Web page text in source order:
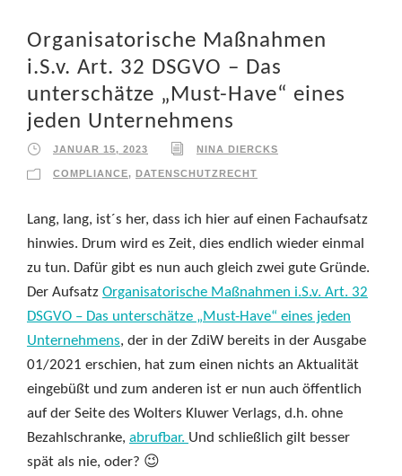
Organisatorische Maßnahmen
i.S.v. Art. 32 DSGVO – Das
unterschätze „Must-Have“ eines
jeden Unternehmens
JANUAR 15, 2023 NINA DIERCKS
COMPLIANCE, DATENSCHUTZRECHT
Lang, lang, ist´s her, dass ich hier auf einen Fachaufsatz
hinwies. Drum wird es Zeit, dies endlich wieder einmal
zu tun. Dafür gibt es nun auch gleich zwei gute Gründe.
Der Aufsatz Organisatorische Maßnahmen i.S.v. Art. 32
DSGVO – Das unterschätze „Must-Have“ eines jeden
Unternehmens, der in der ZdiW bereits in der Ausgabe
01/2021 erschien, hat zum einen nichts an Aktualität
eingebüßt und zum anderen ist er nun auch öffentlich
auf der Seite des Wolters Kluwer Verlags, d.h. ohne
Bezahlschranke, abrufbar. Und schließlich gilt besser
spät als nie, oder? 😉